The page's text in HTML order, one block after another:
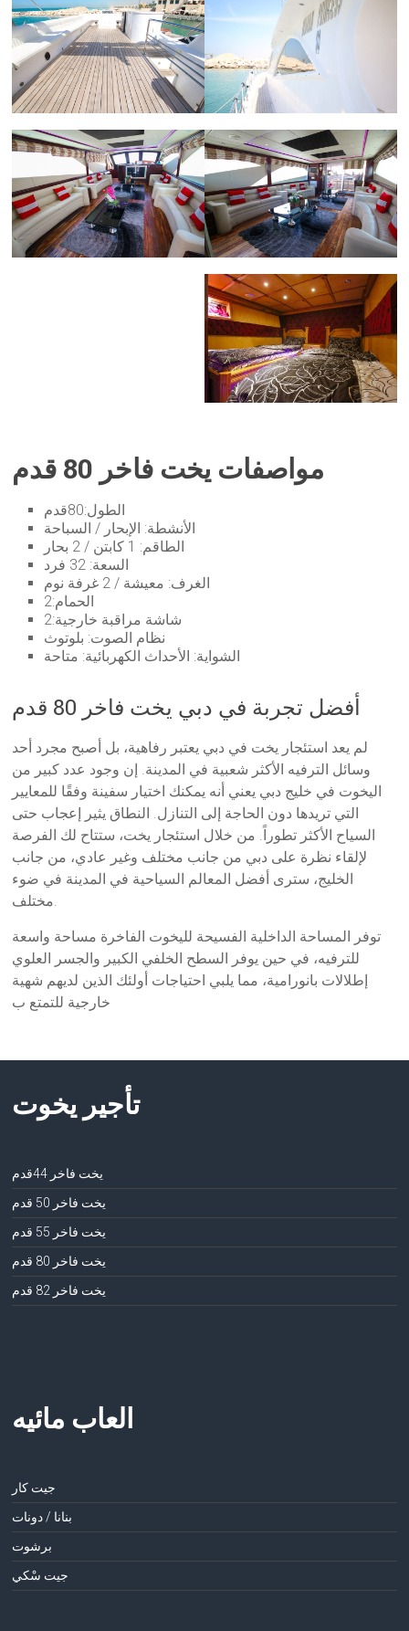
مواصفات يخت فاخر 80 قدم
الطول:80قدم
الأنشطة: الإبحار / السباحة
الطاقم: 1 كابتن / 2 بحار
السعة: 32 فرد
الغرف: معيشة / 2 غرفة نوم
الحمام:2
شاشة مراقبة خارجية:2
نظام الصوت: بلوتوث
الشواية: الأحداث الكهربائية: متاحة
أفضل تجربة في دبي يخت فاخر 80 قدم
لم يعد استئجار يخت في دبي يعتبر رفاهية، بل أصبح مجرد أحد
وسائل الترفيه الأكثر شعبية في المدينة. إن وجود عدد كبير من
اليخوت في خليج دبي يعني أنه يمكنك اختيار سفينة وفقًا للمعايير
التي تريدها دون الحاجة إلى التنازل. النطاق يثير إعجاب حتى
السياح الأكثر تطوراً. من خلال استئجار يخت، ستتاح لك الفرصة
لإلقاء نظرة على دبي من جانب مختلف وغير عادي، من جانب
الخليج، سترى أفضل المعالم السياحية في المدينة في ضوء
توفر المساحة الداخلية الفسيحة لليخوت الفاخرة مساحة واسعة
للترفيه، في حين يوفر السطح الخلفي الكبير والجسر العلوي
إطلالات بانورامية، مما يلبي احتياجات أولئك الذين لديهم شهية
خارجية للتمتع ب
تأجير يخوت
يخت فاخر 44قدم
يخت فاخر 50 قدم
يخت فاخر 55 قدم
يخت فاخر 80 قدم
يخت فاخر 82 قدم
العاب مائيه
جيت كار
بنانا / دونات
برشوت
جيت سْكي